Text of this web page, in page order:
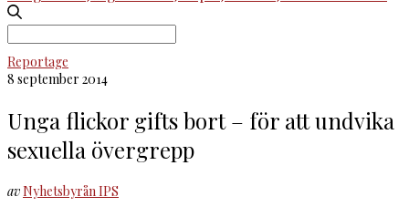
Search
Reportage
8 september 2014
Unga flickor gifts bort – för att undvika
sexuella övergrepp
avNyhetsbyrån IPS